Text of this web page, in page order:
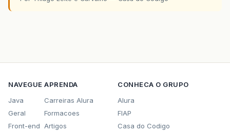
NAVEGUE
Java
Geral
Front-end
APRENDA
Carreiras Alura
Formacoes
Artigos
CONHECA O GRUPO
Alura
FIAP
Casa do Codigo